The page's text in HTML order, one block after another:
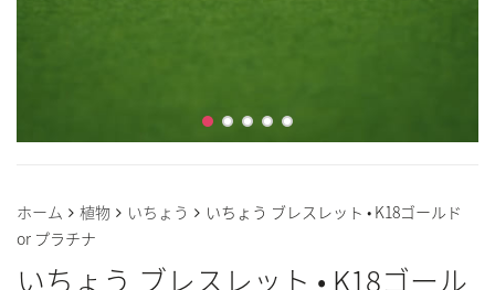
ホーム 植物 いちょう
いちょう ブレスレット • K18ゴールド
or プラチナ
いちょう ブレスレット • K18ゴール